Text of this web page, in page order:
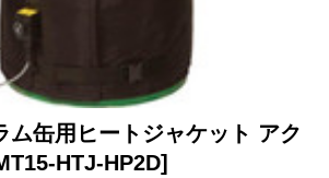
ム缶用ヒートジャケット アク
HTJ-HP2D]